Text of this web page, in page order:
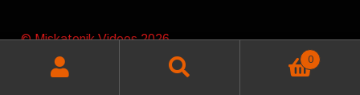
9,00€
© Miskatonik Videos 2026
Política de privacidad
Construido con WooCommerce
Buscar
0